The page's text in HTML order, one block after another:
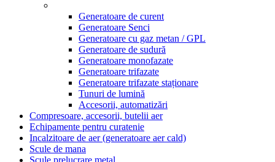
Generatoare de curent
Generatoare Senci
Generatoare cu gaz metan / GPL
Generatoare de sudură
Generatoare monofazate
Generatoare trifazate
Generatoare trifazate staționare
Tunuri de lumină
Accesorii, automatizări
Compresoare, accesorii, butelii aer
Echipamente pentru curatenie
Incalzitoare de aer (generatoare aer cald)
Scule de mana
Scule prelucrare metal